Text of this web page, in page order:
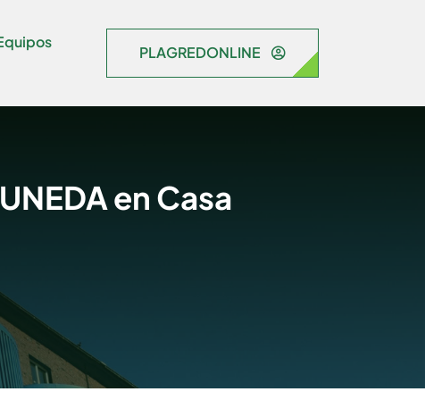
PLAGREDONLINE
en Casa